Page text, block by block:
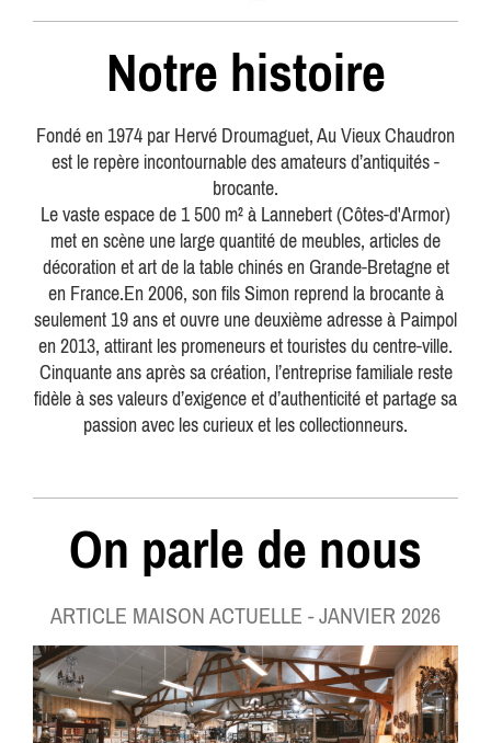
Notre histoire
Fondé en 1974 par Hervé Droumaguet, Au Vieux Chaudron
est le repère incontournable des amateurs d’antiquités -
brocante.
Le vaste espace de 1 500 m² à Lannebert (Côtes-d'Armor)
met en scène une large quantité de meubles, articles de
décoration et art de la table chinés en Grande-Bretagne et
en France.En 2006, son fils Simon reprend la brocante à
seulement 19 ans et ouvre une deuxième adresse à Paimpol
en 2013, attirant les promeneurs et touristes du centre-ville.
Cinquante ans après sa création, l’entreprise familiale reste
fidèle à ses valeurs d’exigence et d’authenticité et partage sa
passion avec les curieux et les collectionneurs.
On parle de nous
ARTICLE MAISON ACTUELLE - JANVIER 2026